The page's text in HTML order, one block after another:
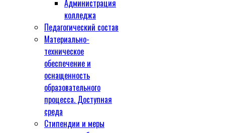
Администрация
колледжа
Педагогический состав
Материально-
техническое
обеспечение и
оснащенность
образовательного
процесса. Доступная
среда
Стипендии и меры